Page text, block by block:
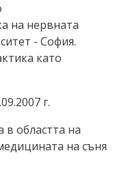
на нервната
- София.
като
г.
в областта на
на съня